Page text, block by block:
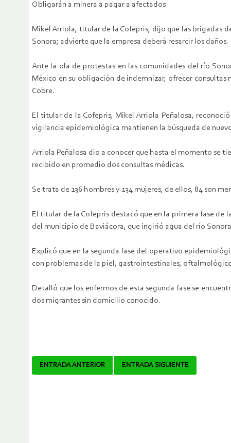
Obligarán a minera a pagar a afectados
Mikel Arriola, titular de la Cofepris, dijo que las brigadas
Sonora; advierte que la empresa deberá resarcir los daños.
Ante la ola de protestas en las comunidades del río
México en su obligación de indemnizar, ofrecer
Cobre.
El titular de la Cofepris, Mikel Arriola Peñalosa,
vigilancia epidemiológica mantienen la búsqueda de
Arriola Peñalosa dio a conocer que hasta el momento se
recibido en promedio dos consultas médicas.
Se trata de 136 hombres y 134 mujeres, de ellos, 84 son
El titular de la Cofepris destacó que en la primera fase de
del municipio de Baviácora, que ingirió agua del río
Explicó que en la segunda fase del operativo
con problemas de la piel, gastrointestinales,
Detalló que los enfermos de esta segunda fase se
dos migrantes sin domicilio conocido.
Navegador
ENTRADA ANTERIOR ENTRADA SIGUIENTE